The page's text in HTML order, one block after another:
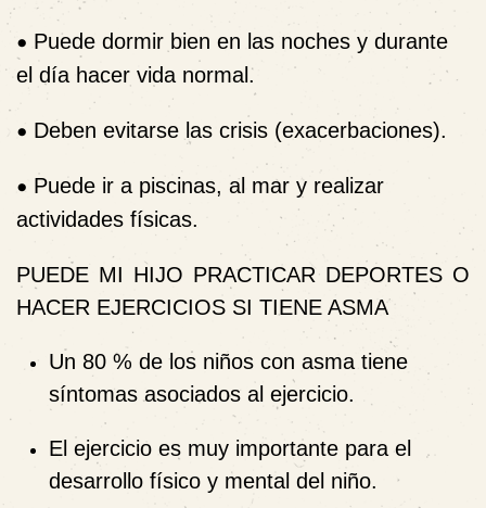
• Puede dormir bien en las noches y durante
el día hacer vida normal.
• Deben evitarse las crisis (exacerbaciones).
• Puede ir a piscinas, al mar y realizar
actividades físicas.
PUEDE MI HIJO PRACTICAR DEPORTES O
HACER EJERCICIOS SI TIENE ASMA
Un 80 % de los niños con asma tiene
síntomas asociados al ejercicio.
El ejercicio es muy importante para el
desarrollo físico y mental del niño.